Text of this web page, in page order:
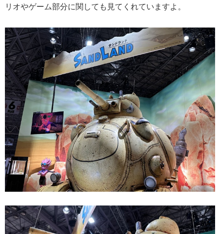
リオやゲーム部分に関しても見てくれていますよ。